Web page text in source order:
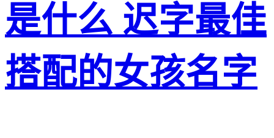
是什么 迟字最佳
搭配的女孩名字